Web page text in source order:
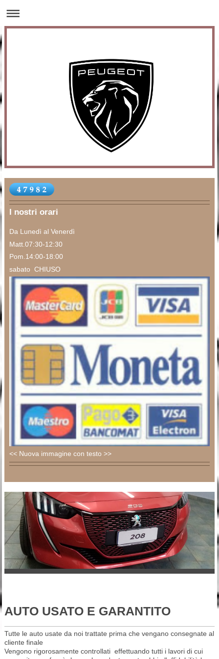
I nostri orari
Da Lunedì al Venerdì
Matt.07:30-12:30
Pom.14:00-18:00
sabato CHIUSO
<< Nuova immagine con testo >>
AUTO USATO E GARANTITO
Tutte le auto usate da noi trattate prima che vengano consegnate al
cliente finale
Vengono rigorosamente controllati effettuando tutti i lavori di cui